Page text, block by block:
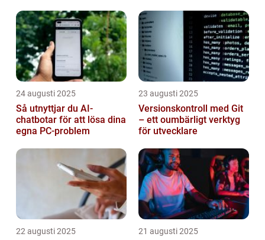
24 augusti 2025
Så utnyttjar du AI-
chatbotar för att lösa dina
egna PC-problem
23 augusti 2025
Versionskontroll med Git
– ett oumbärligt verktyg
för utvecklare
22 augusti 2025 21 augusti 2025